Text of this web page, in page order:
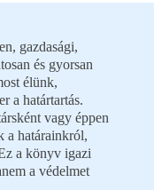
gazdasági,
és gyorsan
élünk,
a határtartás.
vagy éppen
a határainkról,
a könyv igazi
a védelmet